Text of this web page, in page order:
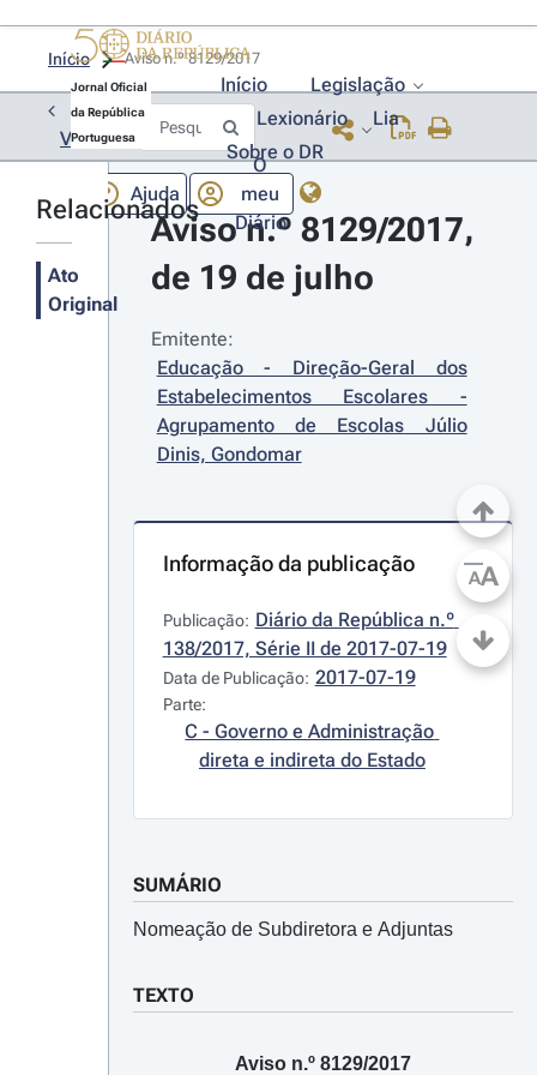
Jornal Oficial
da República
Portuguesa
Início
Legislação
Lexionário
Lia
Sobre o DR
Ajuda
O
meu
Diário
Início
Voltar
Relacionados
Ato
Original
Aviso n.º 8129/2017,
de 19 de julho
Emitente:
Educação - Direção-Geral dos
Estabelecimentos Escolares -
Agrupamento de Escolas Júlio
Dinis, Gondomar
Informação da publicação
Publicação: Diário da República n.º
138/2017, Série II de 2017-07-19
Data de Publicação: 2017-07-19
Parte:
C - Governo e Administração
direta e indireta do Estado
SUMÁRIO
Nomeação de Subdiretora e Adjuntas
TEXTO
Aviso n.º 8129/2017
AA